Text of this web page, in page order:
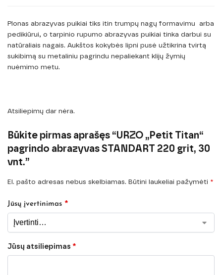
Plonas abrazyvas puikiai tiks itin trumpų nagų formavimu arba
pedikiūrui, o tarpinio rupumo abrazyvas puikiai tinka darbui su
natūraliais nagais. Aukštos kokybės lipni pusė užtikrina tvirtą
sukibimą su metaliniu pagrindu nepaliekant klijų žymių
nuėmimo metu.
Atsiliepimų dar nėra.
Būkite pirmas aprašęs “URZO „Petit Titan“
pagrindo abrazyvas STANDART 220 grit, 30
vnt.”
El. pašto adresas nebus skelbiamas. Būtini laukeliai pažymėti *
Jūsų įvertinimas *
Jūsų atsiliepimas *